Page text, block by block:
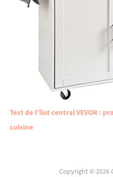
Test de l’îlot central VEVOR :
cuisine
Copyright © 2026